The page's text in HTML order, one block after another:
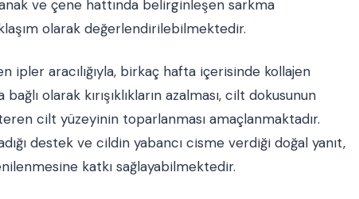
ve çene hattında belirginleşen sarkma
olarak değerlendirilebilmektedir.
ipler aracılığıyla, birkaç hafta içerisinde kollajen
olarak kırışıklıkların azalması, cilt dokusunun
cilt yüzeyinin toparlanması amaçlanmaktadır.
destek ve cildin yabancı cisme verdiği doğal yanıt,
katkı sağlayabilmektedir.